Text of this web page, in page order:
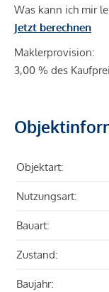
Was kann ich mir
Jetzt berechnen
Maklerprovision:
3,00 % des
Objektart:
Nutzungsart:
Bauart:
Zustand:
Baujahr: